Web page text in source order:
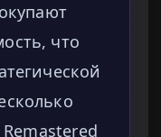
что